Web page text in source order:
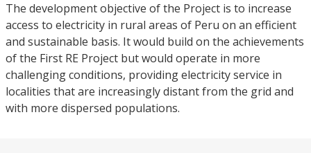
The development objective of the Project is to increase
access to electricity in rural areas of Peru on an efficient
and sustainable basis. It would build on the achievements
of the First RE Project but would operate in more
challenging conditions, providing electricity service in
localities that are increasingly distant from the grid and
with more dispersed populations.